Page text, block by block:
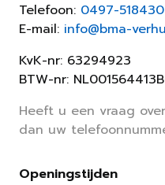
Telefoon: 0497-518430
E-mail: info@bma-
KvK-nr: 63294923
BTW-nr:
Heeft u een vraag
dan uw
Openingstijden